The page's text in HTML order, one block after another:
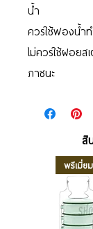
น้ำ
ควรใช้ฟองน้ำ
ไม่ควรใช้ฝอยส
ภาชนะ
สิ
พรีเมี่ยม